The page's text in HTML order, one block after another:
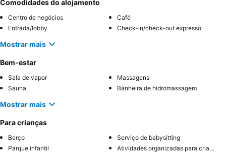
Comodidades do alojamento
Centro de negócios
Café
Entrada/lobby
Check-in/check-out expresso
Mostrar mais
Bem-estar
Sala de vapor
Massagens
Sauna
Banheira de hidromassagem
Mostrar mais
Para crianças
Berço
Serviço de babysitting
Parque infantil
Atividades organizadas para crianças